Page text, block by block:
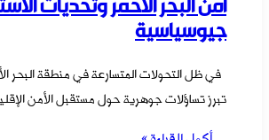
أمن البحر الأحمر وتحديات
جيوسياسية
في ظل التحولات المتسارعة في منطقة البحر
تبرز تساؤلات جوهرية حول مستقبل الأمن